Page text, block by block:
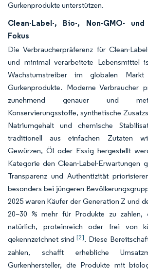
Gurkenprodukte unterstützen.
Clean-Label-, Bio-, Non-GMO-
Fokus
Die Verbraucherpräferenz für Clean-
und minimal verarbeitete Lebensmittel
Wachstumstreiber im globalen
Gurkenprodukte. Moderne Verbraucher
zunehmend genauer und
Konservierungsstoffe, synthetische
Natriumgehalt und chemische
traditionell aus einfachen Zutaten
Gewürzen, Öl oder Essig hergestellt
Kategorie den Clean-Label-Erwartungen
Transparenz und Authentizität
besonders bei jüngeren
2025 waren Käufer der Generation Z und
20–30 % mehr für Produkte zu zahlen,
natürlich, proteinreich oder frei von
gekennzeichnet sind[2]. Diese
zahlen, schafft erhebliche
Gurkenhersteller, die Produkte mit